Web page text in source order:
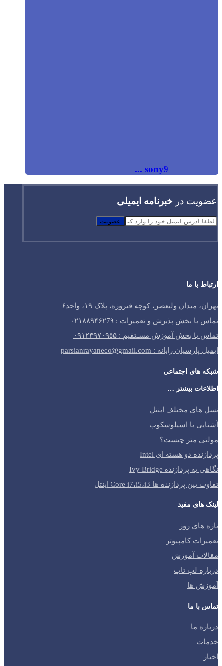
sony9 ...
عضویت در خبرنامه ایمیلی
عضویت
ارتباط با ما
تهران، میدان ولیعصر، کوچه فیروزه، پلاک ۱۹، واحد۶
تماس با بخش پذیرش و تعمیرات : ۰۲۱۸۸۹۴۶۲7۹
تماس با بخش آموزش مسـتقیم : ۰۹۱۲۳۹۷۰۹۵۵
ایمیل پارسیان رایانه : parsianrayaneco@gmail.com
شبکه های اجتماعی
اطلاعات بیشتر …
نسل های مختلف اینتل
آشنایی با اسیلوسکوپ
مولتی متر چیست؟
پردازنده دو هسته ای Intel
نگاهی به پردازنده Ivy Bridge
تفاوت بین پردازنده ها Core i7،i5،i3 اینتل
لینک های مفید
تازه های روز
تعمیرات کامپیوتر
مقالات آموزش
درباره لپ تاپ
آموزش ها
تماس با ما
درباره ما
خدمات
اخبار